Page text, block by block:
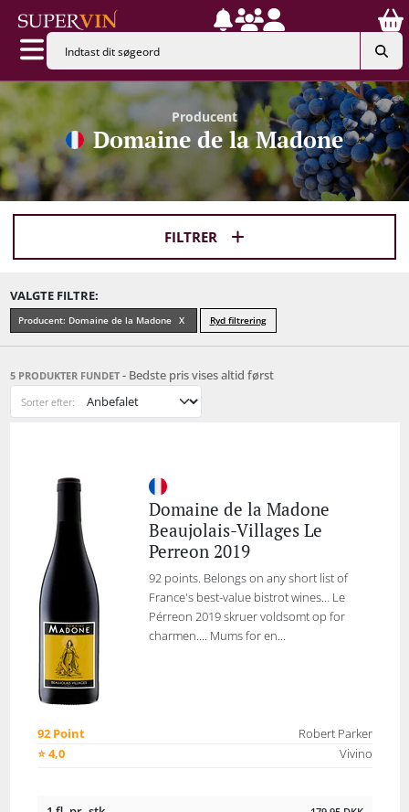
Producent
Domaine de la Madone
FILTRER
VALGTE FILTRE:
Producent: Domaine de la Madone Ryd filtrering
5 PRODUKTER FUNDET - Bedste pris vises altid først
Sorter efter:
Domaine de la Madone
Beaujolais-Villages Le
Perreon 2019
92 points. Belongs on any short list of
France's best-value bistrot wines… Le
Pérreon 2019 skruer voldsomt op for
charmen.... Mums for en...
92 Point
Robert Parker
⭐ 4,0
Vivino